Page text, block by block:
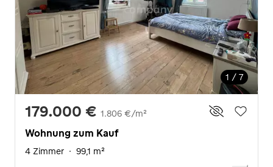
1 / 7
179.000 € 1.806 €/m²
Wohnung zum Kauf
4 Zimmer · 99,1 m²